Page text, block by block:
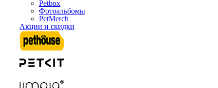
Petbox
Фотоальбомы
PetMerch
Акции и скидки